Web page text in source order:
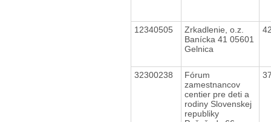
12340505
Zrkadlenie, o.z.
Banícka 41 05601
Gelnica
32300238
Fórum
zamestnancov
centier pre deti a
rodiny Slovenskej
republiky